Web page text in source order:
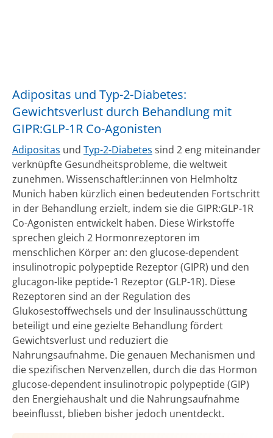
Adipositas und Typ-2-Diabetes:
Gewichtsverlust durch Behandlung mit
GIPR:GLP-1R Co-Agonisten
Adipositas und Typ-2-Diabetes sind 2 eng miteinander
verknüpfte Gesundheitsprobleme, die weltweit
zunehmen. Wissenschaftler:innen von Helmholtz
Munich haben kürzlich einen bedeutenden Fortschritt
in der Behandlung erzielt, indem sie die GIPR:GLP-1R
Co-Agonisten entwickelt haben. Diese Wirkstoffe
sprechen gleich 2 Hormonrezeptoren im
menschlichen Körper an: den glucose-dependent
insulinotropic polypeptide Rezeptor (GIPR) und den
glucagon-like peptide-1 Rezeptor (GLP-1R). Diese
Rezeptoren sind an der Regulation des
Glukosestoffwechsels und der Insulinausschüttung
beteiligt und eine gezielte Behandlung fördert
Gewichtsverlust und reduziert die
Nahrungsaufnahme. Die genauen Mechanismen und
die spezifischen Nervenzellen, durch die das Hormon
glucose-dependent insulinotropic polypeptide (GIP)
den Energiehaushalt und die Nahrungsaufnahme
beeinflusst, blieben bisher jedoch unentdeckt.